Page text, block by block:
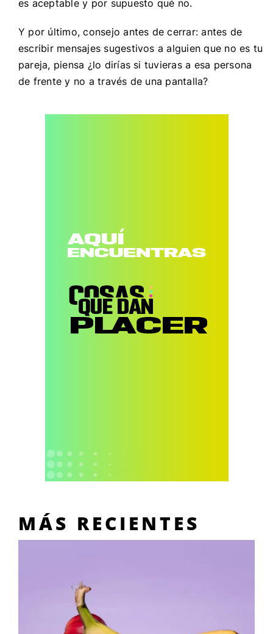
es aceptable y por supuesto qué no.
Y por último, consejo antes de cerrar: antes de
escribir mensajes sugestivos a alguien que no es tu
pareja, piensa ¿lo dirías si tuvieras a esa persona
de frente y no a través de una pantalla?
MÁS RECIENTES